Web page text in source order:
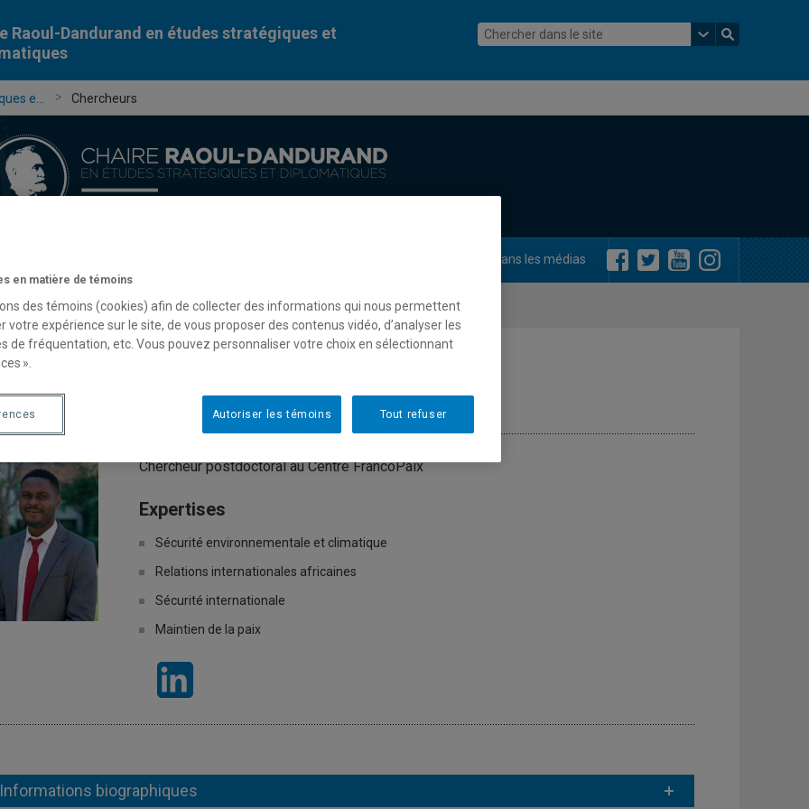
Raoul-Dandurand en études stratégiques et
e... Chercheurs
Dans les médias
Garcia Nyangono Noa
Chercheur postdoctoral au Centre FrancoPaix
Expertises
Sécurité environnementale et climatique
Relations internationales africaines
Sécurité internationale
Maintien de la paix
Informations biographiques
en matière de témoins
des témoins (cookies) afin de collecter des informations qui nous permettent
votre expérience sur le site, de vous proposer des contenus vidéo, d’analyser les
de fréquentation, etc. Vous pouvez personnaliser votre choix en sélectionnant
».
Tout refuser
Autoriser les témoins